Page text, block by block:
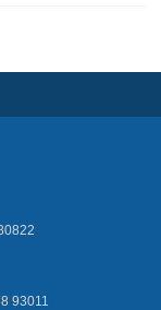
93011